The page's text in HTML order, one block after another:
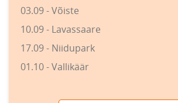
03.09 - Võiste
10.09 - Lavassaare
17.09 - Niidupark
01.10 - Vallikäär